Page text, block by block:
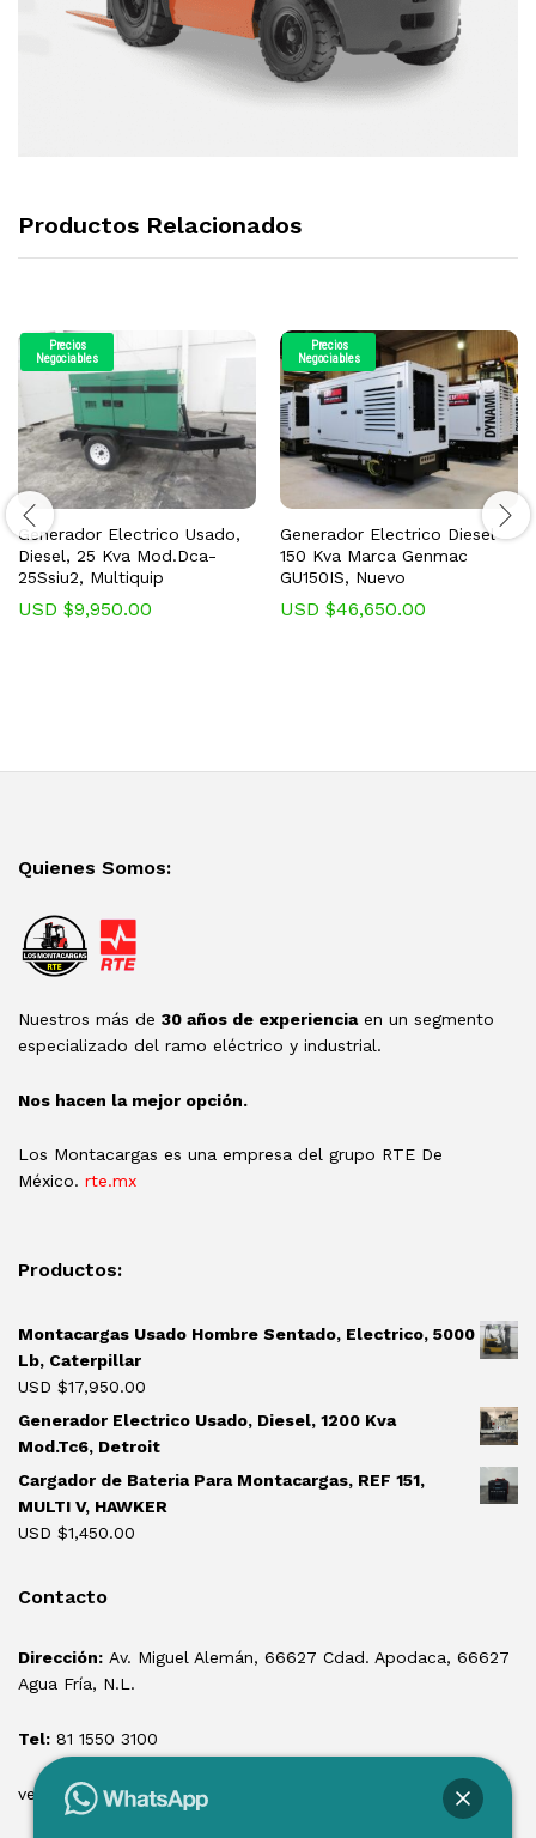
Productos Relacionados
Precios
Negociables
Generador Electrico Usado,
Diesel, 25 Kva Mod.Dca-
25Ssiu2, Multiquip
USD $9,950.00
Precios
Negociables
Generador Electrico Diesel
150 Kva Marca Genmac
GU150IS, Nuevo
USD $46,650.00
Quienes Somos:
Nuestros más de 30 años de experienciaen un segmento
especializado del ramo eléctrico y industrial.
Nos hacen la mejor opción.
Los Montacargas es una empresa del grupo RTE De
México. rte.mx
Productos:
Montacargas Usado Hombre Sentado, Electrico, 5000
Lb, Caterpillar
USD $17,950.00
Generador Electrico Usado, Diesel, 1200 Kva
Mod.Tc6, Detroit
Cargador de Bateria Para Montacargas, REF 151,
MULTI V, HAWKER
USD $1,450.00
Contacto
Dirección: Av. Miguel Alemán, 66627 Cdad. Apodaca, 66627
Agua Fría, N.L.
Tel: 81 1550 3100
ventas@losmontacargas.mx